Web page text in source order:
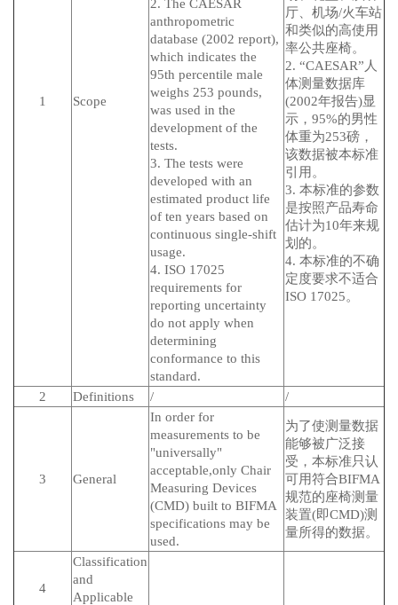
1 Scope
2. The CAESAR
anthropometric
database (2002 report),
which indicates the
95th percentile male
weighs 253 pounds,
was used in the
development of the
tests.
3. The tests were
developed with an
estimated product life
of ten years based on
continuous single-shift
usage.
4. ISO 17025
requirements for
reporting uncertainty
do not apply when
determining
conformance to this
standard.
厅、机场/火车站
和类似的高使用
率公共座椅。
2. “CAESAR”人
体测量数据库
(2002年报告)显
示，95%的男性
体重为253磅，
该数据被本标准
引用。
3. 本标准的参数
是按照产品寿命
估计为10年来规
划的。
4. 本标准的不确
定度要求不适合
ISO 17025。
2 Definitions / /
3 General
In order for
measurements to be
"universally"
acceptable,only Chair
Measuring Devices
(CMD) built to BIFMA
specifications may be
used.
为了使测量数据
能够被广泛接
受，本标准只认
可用符合BIFMA
规范的座椅测量
装置(即CMD)测
量所得的数据。
4
Classification
and
Applicable